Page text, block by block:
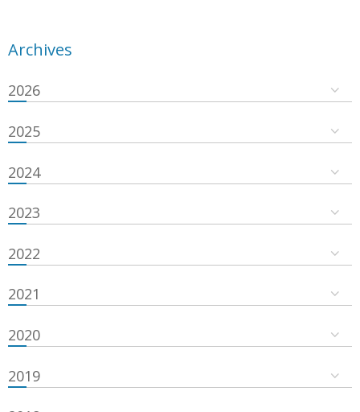
Archives
2026
2025
2024
2023
2022
2021
2020
2019